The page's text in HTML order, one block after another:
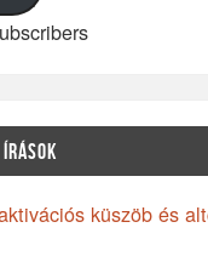
küszöb és